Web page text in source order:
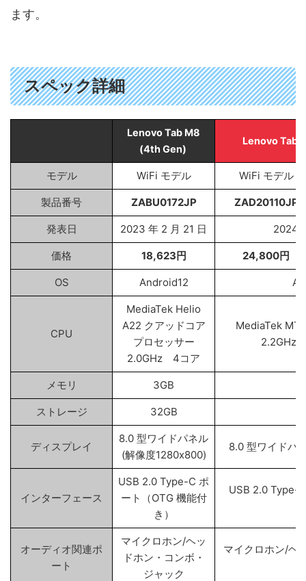
ます。
スペック詳細
Lenovo Tab M8
(4th Gen)
Lenovo Tab
モデル WiFi モデル WiFi モデル
製品番号 ZABU0172JP ZAD20110JP
発表日 2023 年 2 月 21 日 2024
価格 18,623円 24,800円
OS Android12
CPU
MediaTek Helio
A22 クアッドコア
プロセッサー
2.0GHz 4コア
MediaTek
メモリ 3GB
ストレージ 32GB
ディスプレイ
8.0 型ワイドパネル
(解像度1280x800)
8.0 型ワイドパ
インターフェース
USB 2.0 Type-C ポ
ート（OTG 機能付
き）
USB 2.0 Type-
オーディオ関連ポ
ート
マイクロホン/ヘッ
ドホン・コンボ・
ジャック
マイクロホン/ヘ